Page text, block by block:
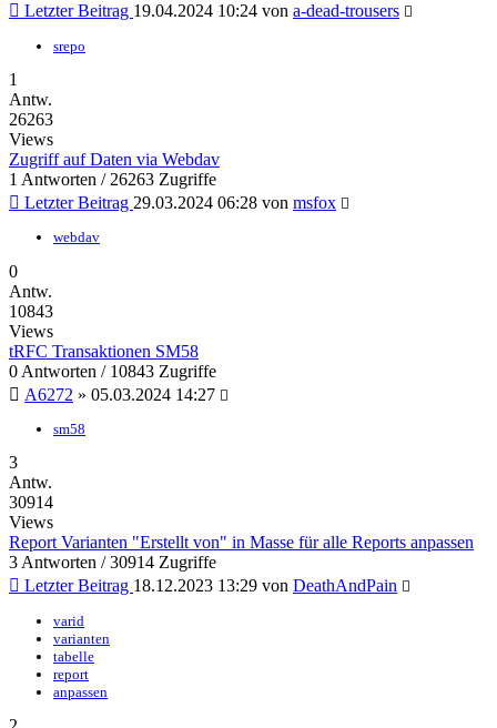
Letzter Beitrag 19.04.2024 10:24 von a-dead-trousers
srepo
1
Antw.
26263
Views
Zugriff auf Daten via Webdav
1 Antworten / 26263 Zugriffe
Letzter Beitrag 29.03.2024 06:28 von msfox
webdav
0
Antw.
10843
Views
tRFC Transaktionen SM58
0 Antworten / 10843 Zugriffe
A6272 » 05.03.2024 14:27
sm58
3
Antw.
30914
Views
Report Varianten "Erstellt von" in Masse für alle Reports anpassen
3 Antworten / 30914 Zugriffe
Letzter Beitrag 18.12.2023 13:29 von DeathAndPain
varid
varianten
tabelle
report
anpassen